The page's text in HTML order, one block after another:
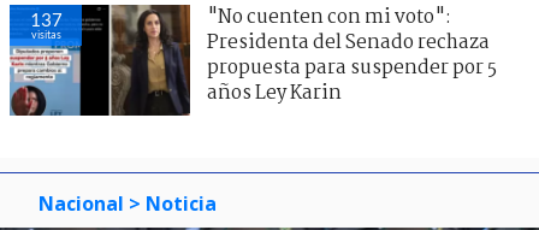
137
visitas
"No cuenten con mi voto":
Presidenta del Senado rechaza
propuesta para suspender por 5
años Ley Karin
Nacional > Noticia